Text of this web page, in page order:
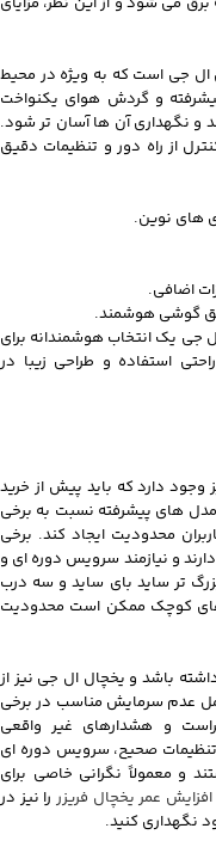
ال جی است که به ویژه در محیط
و گردش هوای یکنواخت
و نگهداری آن ها آسان تر شود.
از راه دور و تنظیمات دقیق
های نوین.
اضافی.
گوشی هوشمند.
جی یک انتخاب هوشمندانه برای
استفاده و طراحی زیبا در
وجود دارد که باید پیش از خرید
مدل های پیشرفته نسبت به برخی
محدودیت ایجاد کند. برخی
و نیازمند سرویس دوره ای و
تر ساید بای ساید و سه درب
های کوچک ممکن است محدودیت
باشد و یخچال ال جی نیز از
عدم سرمایش مناسب در برخی
و هشدارهای غیر واقعی
صحیح، سرویس دوره ای
و معمولاً نگرانی خاصی برای
افزایش عمر یخچال فریزر را نیز در
نگهداری کنید.